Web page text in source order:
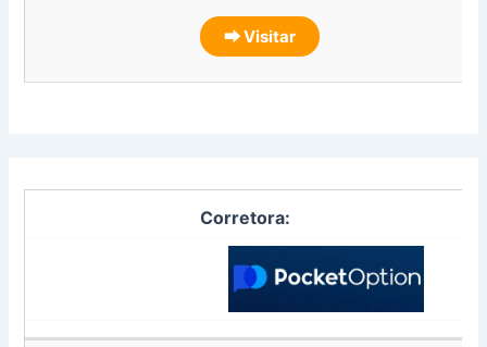
⮕ Visitar
Corretora: